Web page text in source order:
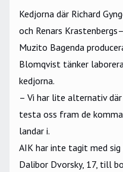
Kedjorna där Richard
och Renars
Muzito Bagenda
Blomqvist tänker
kedjorna.
– Vi har lite alternativ
testa oss fram de
landar i.
AIK har inte tagit med
Dalibor Dvorsky, 17, till